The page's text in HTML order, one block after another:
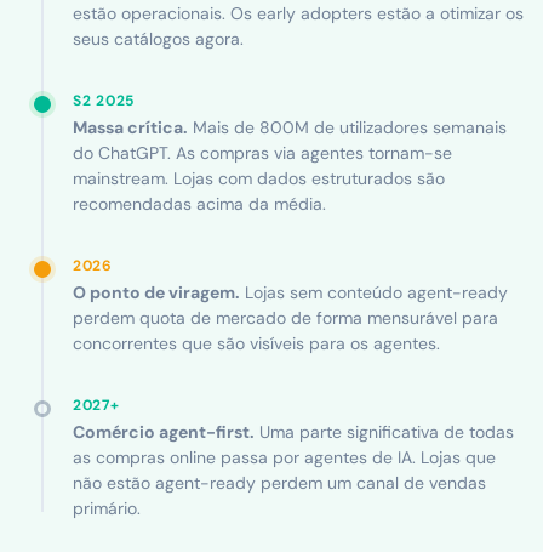
estão operacionais. Os early adopters estão a otimizar os
seus catálogos agora.
S2 2025
Massa crítica. Mais de 800M de utilizadores semanais
do ChatGPT. As compras via agentes tornam-se
mainstream. Lojas com dados estruturados são
recomendadas acima da média.
2026
O ponto de viragem. Lojas sem conteúdo agent-ready
perdem quota de mercado de forma mensurável para
concorrentes que são visíveis para os agentes.
2027+
Comércio agent-first. Uma parte significativa de todas
as compras online passa por agentes de IA. Lojas que
não estão agent-ready perdem um canal de vendas
primário.